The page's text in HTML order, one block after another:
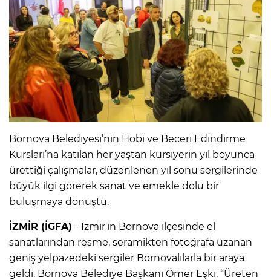
Bornova Belediyesi’nin Hobi ve Beceri Edindirme
Kursları’na katılan her yaştan kursiyerin yıl boyunca
ürettiği çalışmalar, düzenlenen yıl sonu sergilerinde
büyük ilgi görerek sanat ve emekle dolu bir
buluşmaya dönüştü.
İZMİR (İGFA) - İzmir'in Bornova ilçesinde el
sanatlarından resme, seramikten fotoğrafa uzanan
geniş yelpazedeki sergiler Bornovalılarla bir araya
geldi. Bornova Belediye Başkanı Ömer Eşki, “Üreten